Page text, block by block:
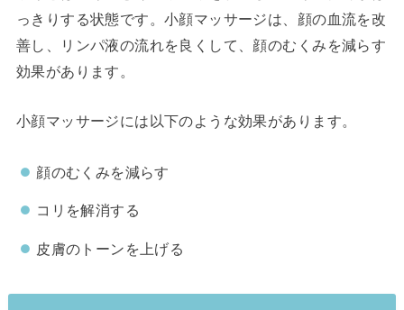
っきりする状態です。小顔マッサージは、顔の血流を改
善し、リンパ液の流れを良くして、顔のむくみを減らす
効果があります。
小顔マッサージには以下のような効果があります。
顔のむくみを減らす
コリを解消する
皮膚のトーンを上げる